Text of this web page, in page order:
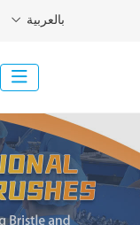
بالعربية